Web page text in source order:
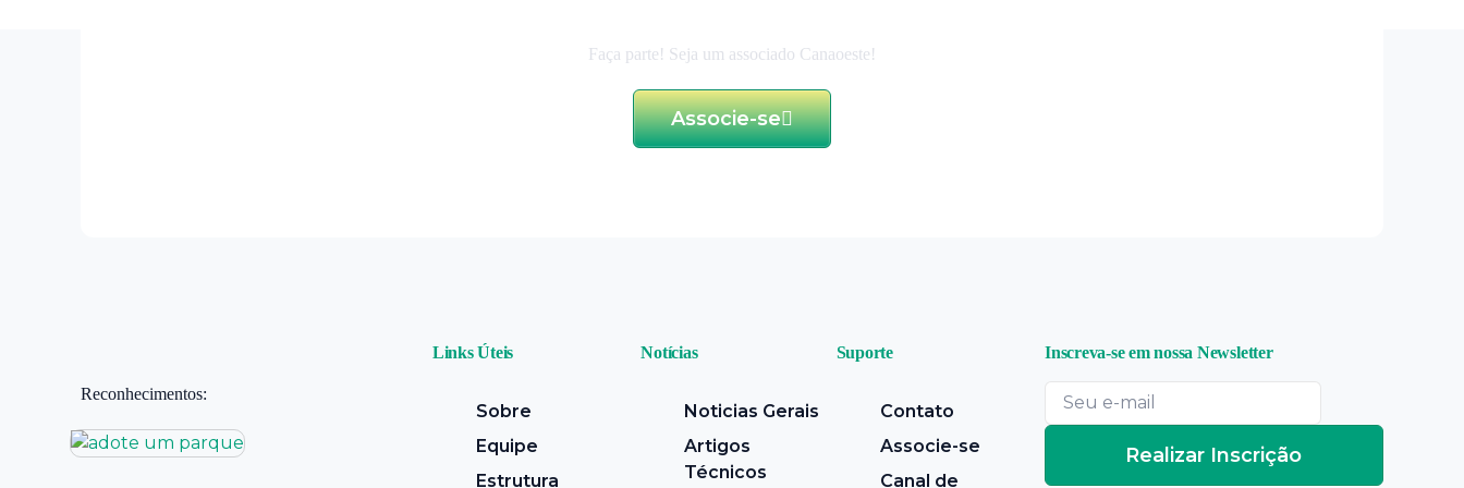
Faça parte! Seja um associado Canaoeste!
Associe-se
Reconhecimentos:
Links Úteis
Sobre
Equipe
Estrutura
Notícias
Noticias Gerais
Artigos
Técnicos
Suporte
Contato
Associe-se
Canal de
Inscreva-se em nossa Newsletter
Realizar Inscrição